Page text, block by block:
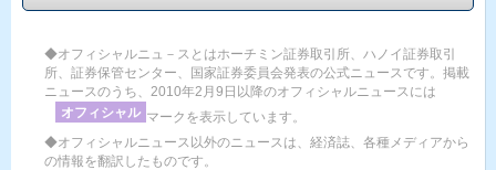
◆オフィシャルニュ－スとはホーチミン証券取引所、ハノイ証券取引
所、証券保管センター、国家証券委員会発表の公式ニュースです。掲載
ニュースのうち、2010年2月9日以降のオフィシャルニュースには
オフィシャル マークを表示しています。
◆オフィシャルニュース以外のニュースは、経済誌、各種メディアから
の情報を翻訳したものです。